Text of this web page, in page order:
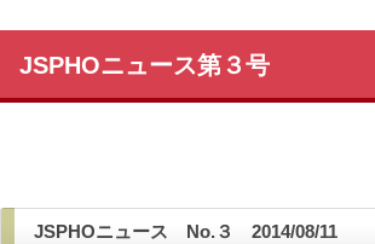
JSPHOニュース第３号
JSPHOニュース No.３ 2014/08/11